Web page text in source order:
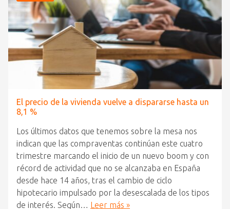
El precio de la vivienda vuelve a dispararse hasta un
8,1 %
Los últimos datos que tenemos sobre la mesa nos
indican que las compraventas continúan este cuatro
trimestre marcando el inicio de un nuevo boom y con
récord de actividad que no se alcanzaba en España
desde hace 14 años, tras el cambio de ciclo
hipotecario impulsado por la desescalada de los tipos
de interés. Según…
Leer más »